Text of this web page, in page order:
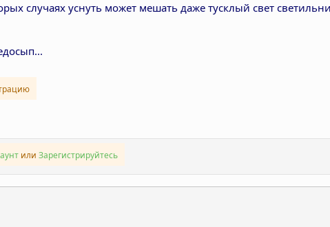
случаях уснуть может мешать даже тусклый свет
или Зарегистрируйтесь